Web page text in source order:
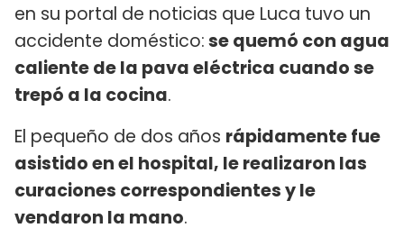
en su portal de noticias que Luca tuvo un
accidente doméstico:se quemó con agua
caliente de la pava eléctrica cuando se
trepó a la cocina.
El pequeño de dos años rápidamente fue
asistido en el hospital, le realizaron las
curaciones correspondientes y le
vendaron la mano.